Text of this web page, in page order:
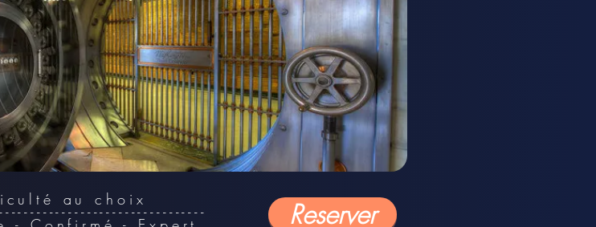
au choix Reserver